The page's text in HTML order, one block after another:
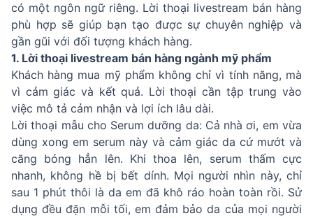
có một ngôn ngữ riêng. Lời thoại livestream bán hàng
phù hợp sẽ giúp bạn tạo được sự chuyên nghiệp và
gần gũi với đối tượng khách hàng.
1. Lời thoại livestream bán hàng ngành mỹ phẩm
Khách hàng mua mỹ phẩm không chỉ vì tính năng, mà
vì cảm giác và kết quả. Lời thoại cần tập trung vào
việc mô tả cảm nhận và lợi ích lâu dài.
Lời thoại mẫu cho Serum dưỡng da: Cả nhà ơi, em vừa
dùng xong em serum này và cảm giác da cứ mướt và
căng bóng hẳn lên. Khi thoa lên, serum thấm cực
nhanh, không hề bị bết dính. Mọi người nhìn này, chỉ
sau 1 phút thôi là da em đã khô ráo hoàn toàn rồi. Sử
dụng đều đặn mỗi tối, em đảm bảo da của mọi người